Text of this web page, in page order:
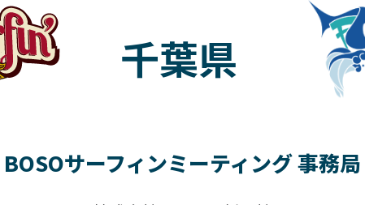
千葉県
BOSOサーフィンミーティング 事務局